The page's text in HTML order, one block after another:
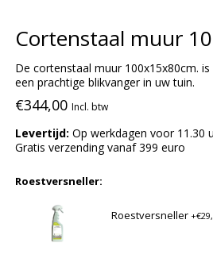
Cortenstaal muur
De cortenstaal muur 100x15x80cm.
een prachtige blikvanger in uw tuin.
€344,00 Incl. btw
Levertijd: Op werkdagen voor 11.30
Gratis verzending vanaf 399 euro
Roestversneller:
Roestversneller